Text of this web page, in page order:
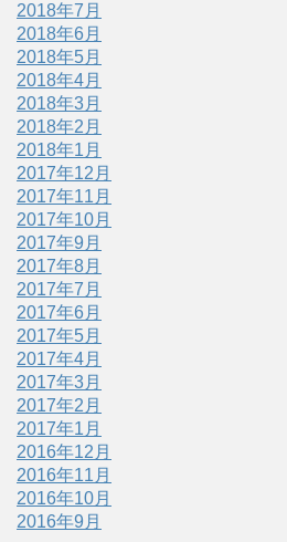
2018年7月
2018年6月
2018年5月
2018年4月
2018年3月
2018年2月
2018年1月
2017年12月
2017年11月
2017年10月
2017年9月
2017年8月
2017年7月
2017年6月
2017年5月
2017年4月
2017年3月
2017年2月
2017年1月
2016年12月
2016年11月
2016年10月
2016年9月